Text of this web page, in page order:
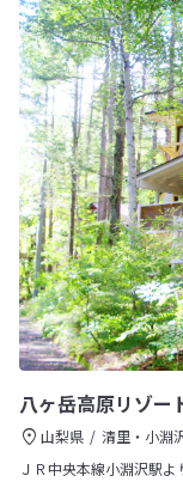
八ヶ岳高原リゾー
山梨県 清里・小淵
ＪＲ中央本線小淵沢駅